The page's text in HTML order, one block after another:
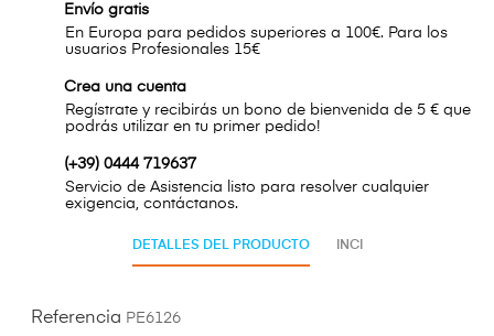
Envío gratis
En Europa para pedidos superiores a 100€. Para los
usuarios Profesionales 15€
Crea una cuenta
Regístrate y recibirás un bono de bienvenida de 5 € que
podrás utilizar en tu primer pedido!
(+39) 0444 719637
Servicio de Asistencia listo para resolver cualquier
exigencia, contáctanos.
DETALLES DEL PRODUCTO INCI
Referencia PE6126